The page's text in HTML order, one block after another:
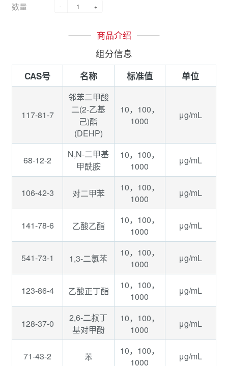
数量 - +
商品介绍
组分信息
CAS号 名称 标准值 单位
117-81-7
邻苯二甲酸
二(2-乙基
己)酯
(DEHP)
10，100，
1000
μg/mL
68-12-2
N,N-二甲基
甲酰胺
10，100，
1000
μg/mL
106-42-3 对二甲苯
10，100，
1000
μg/mL
141-78-6 乙酸乙酯
10，100，
1000
μg/mL
541-73-1 1,3-二氯苯
10，100，
1000
μg/mL
123-86-4 乙酸正丁酯
10，100，
1000
μg/mL
128-37-0
2,6-二叔丁
基对甲酚
10，100，
1000
μg/mL
71-43-2 苯
10，100，
1000
μg/mL